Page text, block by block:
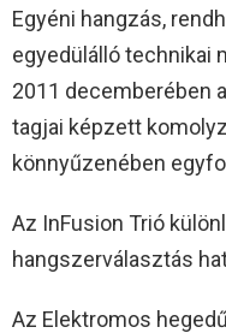
Egyéni hangzás,
egyedülálló technikai
2011 decemberében
tagjai képzett
könnyűzenében
Az InFusion Trió
hangszerválasztás
Az Elektromos